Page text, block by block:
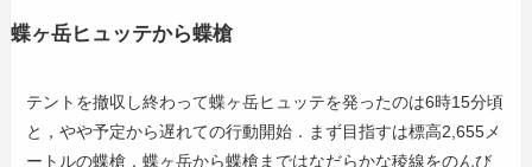
蝶ヶ岳ヒュッテから蝶槍
テントを撤収し終わって蝶ヶ岳ヒュッテを発ったのは6時15分頃
と，やや予定から遅れての行動開始．まず目指すは標高2,655メ
ートルの蝶槍．蝶ヶ岳から蝶槍まではなだらかな稜線をのんび